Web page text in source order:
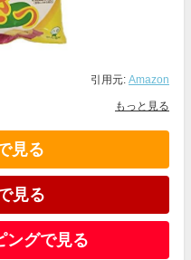
引用元: Amazon
もっと見る
見る
見る
ングで見る